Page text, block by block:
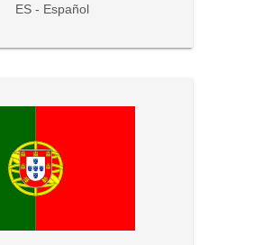
ES - Español